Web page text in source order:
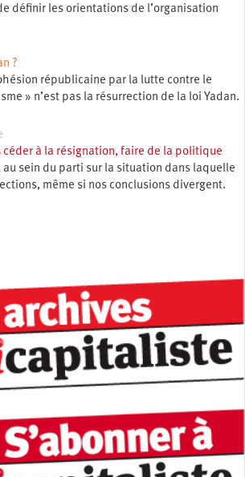
définir les orientations de l’organisation
?
républicaine par la lutte contre le
» n’est pas la résurrection de la loi Yadan.
à la résignation, faire de la politique
au sein du parti sur la situation dans laquelle
même si nos conclusions divergent.